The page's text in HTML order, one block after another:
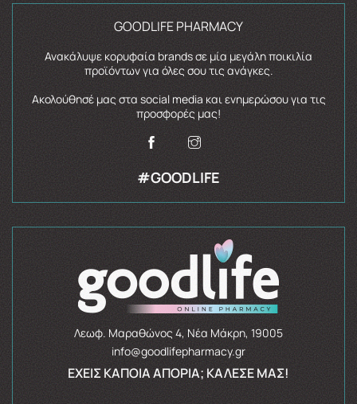
GOODLIFE PHARMACY
Ανακάλυψε κορυφαία brands σε μία μεγάλη ποικιλία
προϊόντων για όλες σου τις ανάγκες.
Ακολούθησέ μας στα social media και ενημερώσου για τις
προσφορές μας!
#GOODLIFE
Λεωφ. Μαραθώνος 4, Νέα Μάκρη, 19005
info@goodlifepharmacy.gr
ΈΧΕΙΣ ΚΆΠΟΙΑ ΑΠΟΡΊΑ; ΚΆΛΕΣΈ ΜΑΣ!